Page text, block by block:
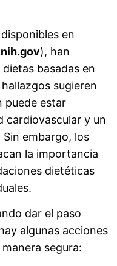
en
), han
basadas en
sugieren
puede estar
cardiovascular y un
embargo, los
la importancia
dietéticas
dar el paso
algunas acciones
segura: